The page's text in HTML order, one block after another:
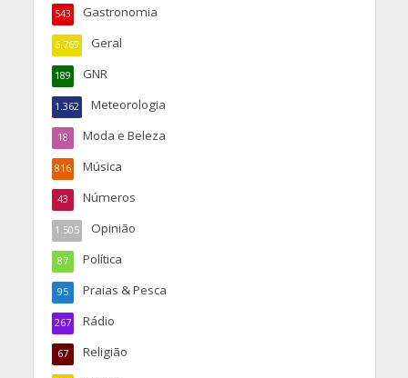
Gastronomia
543
Geral
6.769
GNR
189
Meteorologia
1.362
Moda e Beleza
18
Música
816
Números
43
Opinião
1.505
Política
87
Praias & Pesca
95
Rádio
267
Religião
67